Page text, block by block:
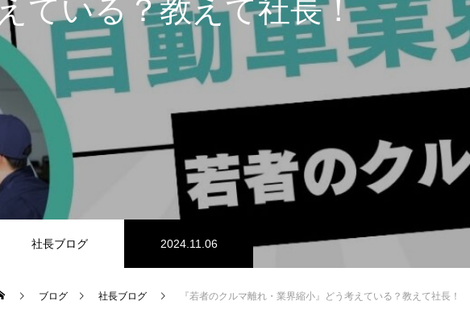
えている？教えて社長！
社長ブログ 2024.11.06
ブログ 社長ブログ 『若者のクルマ離れ・業界縮小』どう考えている？教えて社長！